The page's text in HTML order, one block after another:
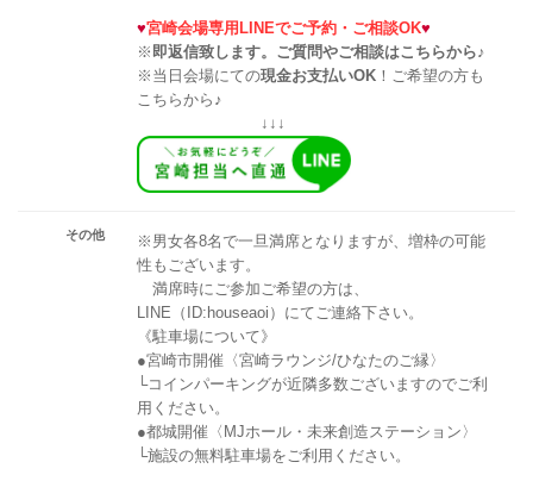
♥宮崎会場専用LINEでご予約・ご相談OK♥
※ 即返信致します。ご質問やご相談はこちらから♪
※当日会場にての現金お支払いOK ！ご希望の方も
こちらから♪
↓↓↓
その他
※男女各8名で一旦満席となりますが、増枠の可能
性もございます。
満席時にご参加ご希望の方は、
LINE（ID:houseaoi）にてご連絡下さい。
《駐車場について》
●宮崎市開催〈宮崎ラウンジ/ひなたのご縁〉
└コインパーキングが近隣多数ございますのでご利
用ください。
●都城開催〈MJホール・未来創造ステーション〉
└施設の無料駐車場をご利用ください。